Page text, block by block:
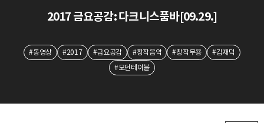
2017 금요공감: 다크니스품바[09.29.]
#동영상 #2017 #금요공감 #창작음악 #창작무용
#김재덕
#모던테이블